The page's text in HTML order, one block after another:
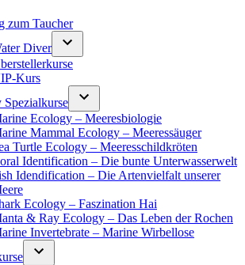
zum Taucher
Diver
Kurs
Spezialkurse
Ecology – Meeresbiologie
Mammal Ecology – Meeressäuger
Turtle Ecology – Meeresschildkröten
Identification – Die bunte Unterwasserwelt
Idendification – Die Artenvielfalt unserer
Ecology – Faszination Hai
& Ray Ecology – Das Leben der Rochen
Invertebrate – Marine Wirbellose